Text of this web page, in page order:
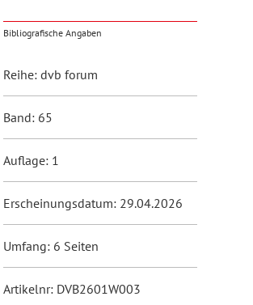
Bibliografische Angaben
Reihe: dvb forum
Band: 65
Auflage: 1
Erscheinungsdatum: 29.04.2026
Umfang: 6 Seiten
Artikelnr: DVB2601W003